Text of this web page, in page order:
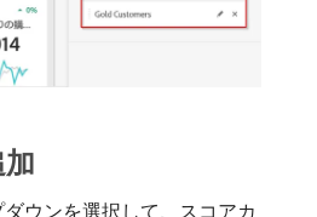
ウンを選択して、スコアカ